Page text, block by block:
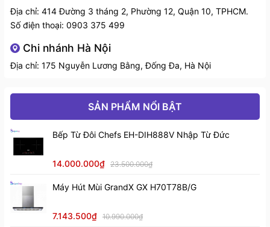
Địa chỉ: 414 Đường 3 tháng 2, Phường 12, Quận 10, TPHCM.
Số điện thoại: 0903 375 499
Chi nhánh Hà Nội
Địa chỉ: 175 Nguyễn Lương Bằng, Đống Đa, Hà Nội
SẢN PHẨM NỔI BẬT
Bếp Từ Đôi Chefs EH-DIH888V Nhập Từ Đức
14.000.000₫ 23.500.000₫
Máy Hút Mùi GrandX GX H70T78B/G
7.143.500₫ 10.990.000₫